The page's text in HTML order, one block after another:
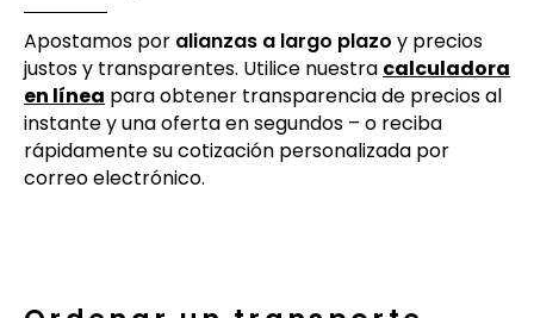
Apostamos por alianzas a largo plazo y precios
justos y transparentes. Utilice nuestra calculadora
en línea para obtener transparencia de precios al
instante y una oferta en segundos – o reciba
rápidamente su cotización personalizada por
correo electrónico.